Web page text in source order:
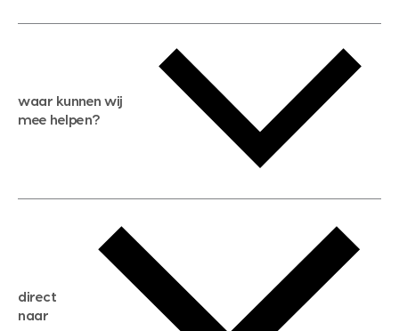
waar kunnen wij
mee helpen?
gratis zoekservice
huis verkopen
huis kopen
direct
naar